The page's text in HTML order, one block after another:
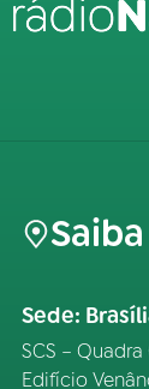
Sede:
SCS –
Edifício